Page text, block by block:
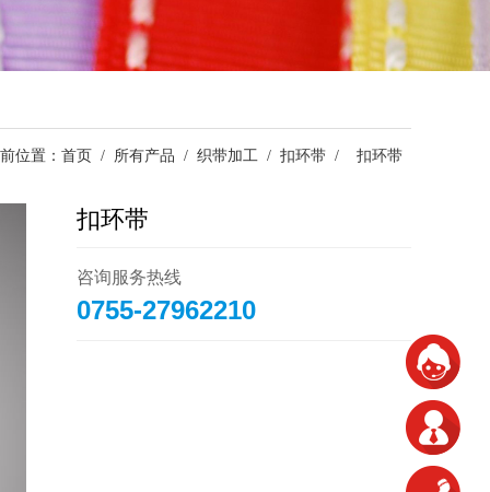
位置： 首页 / 所有产品 / 织带加工 / 扣环带 / 扣环带
扣环带
咨询服务热线
0755-27962210